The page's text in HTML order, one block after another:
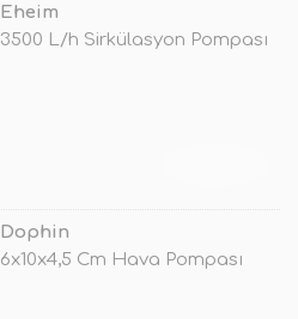
Eheim
3500 L/h Sirkülasyon Pompası
Dophin
6x10x4,5 Cm Hava Pompası